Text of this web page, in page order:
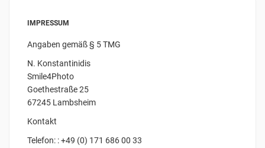
IMPRESSUM
Angaben gemäß § 5 TMG
N. Konstantinidis
Smile4Photo
Goethestraße 25
67245 Lambsheim
Kontakt
Telefon: : +49 (0) 171 686 00 33